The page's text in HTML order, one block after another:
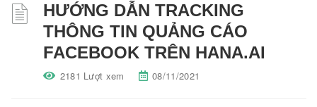
HƯỚNG DẪN TRACKING
THÔNG TIN QUẢNG CÁO
FACEBOOK TRÊN HANA.AI
2181 Lượt xem 08/11/2021